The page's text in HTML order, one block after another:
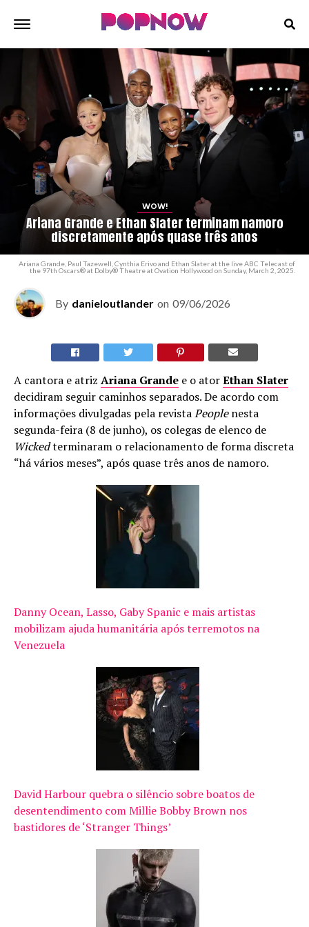
WOW!
Ariana Grande e Ethan Slater terminam namoro
discretamente após quase três anos
Ariana Grande, Paul Tazewell, Cynthia Erivo and Ethan Slater at the live ABC Telecast of
the 97th Oscars® at Dolby® Theatre at Ovation Hollywood on Sunday, March 2, 2025.
By danieloutlander on 09/06/2026
A cantora e atriz Ariana Grande e o atorEthan Slater
decidiram seguir caminhos separados. De acordo com
informações divulgadas pela revistaPeoplenesta
segunda-feira (8 de junho), os colegas de elenco de
Wickedterminaram o relacionamento de forma discreta
“há vários meses”, após quase três anos de namoro.
Danny Ocean, Lasso, Gaby Spanic e mais artistas
mobilizam ajuda humanitária após terremotos na
Venezuela
David Harbour quebra o silêncio sobre boatos de
desentendimento com Millie Bobby Brown nos
bastidores de ‘Stranger Things’